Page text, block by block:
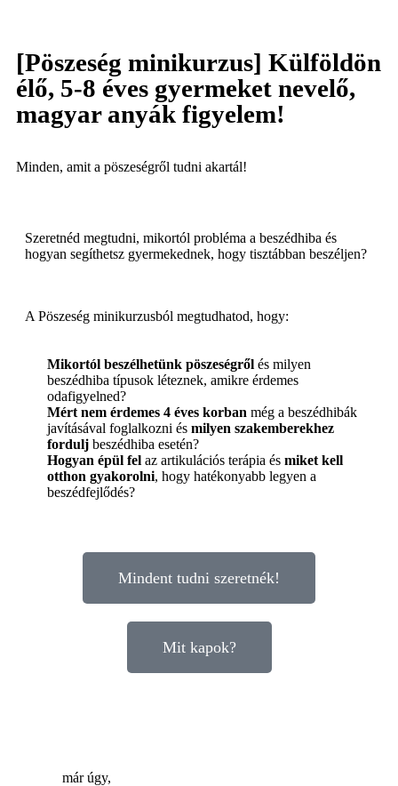
[Pöszeség minikurzus] Külföldön
élő, 5-8 éves gyermeket nevelő,
magyar anyák figyelem!
Minden, amit a pöszeségről tudni akartál!
Szeretnéd megtudni, mikortól probléma a beszédhiba és
hogyan segíthetsz gyermekednek, hogy tisztábban beszéljen?
A Pöszeség minikurzusból megtudhatod, hogy:
Mikortól beszélhetünk pöszeségről és milyen
beszédhiba típusok léteznek, amikre érdemes
odafigyelned?
Mért nem érdemes 4 éves korban még a beszédhibák
javításával foglalkozni és milyen szakemberekhez
fordulj beszédhiba esetén?
Hogyan épül fel az artikulációs terápia és miket kell
otthon gyakorolni, hogy hatékonyabb legyen a
beszédfejlődés?
Mindent tudni szeretnék!
Mit kapok?
már úgy,